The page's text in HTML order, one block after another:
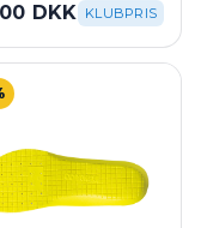
DKK KLUBPRIS